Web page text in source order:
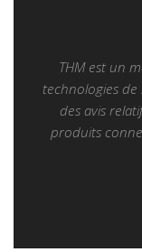
THM est un
technologies
des avis
produits